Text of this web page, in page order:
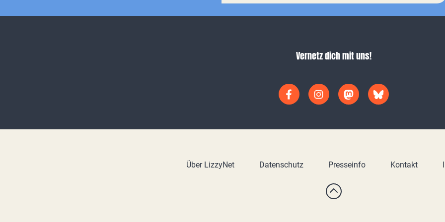
Vernetz dich mit uns!
Über LizzyNet Datenschutz Presseinfo Kontakt